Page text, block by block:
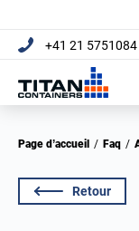
+41 21 5751084
Page d’accueil / Faq /
Retour